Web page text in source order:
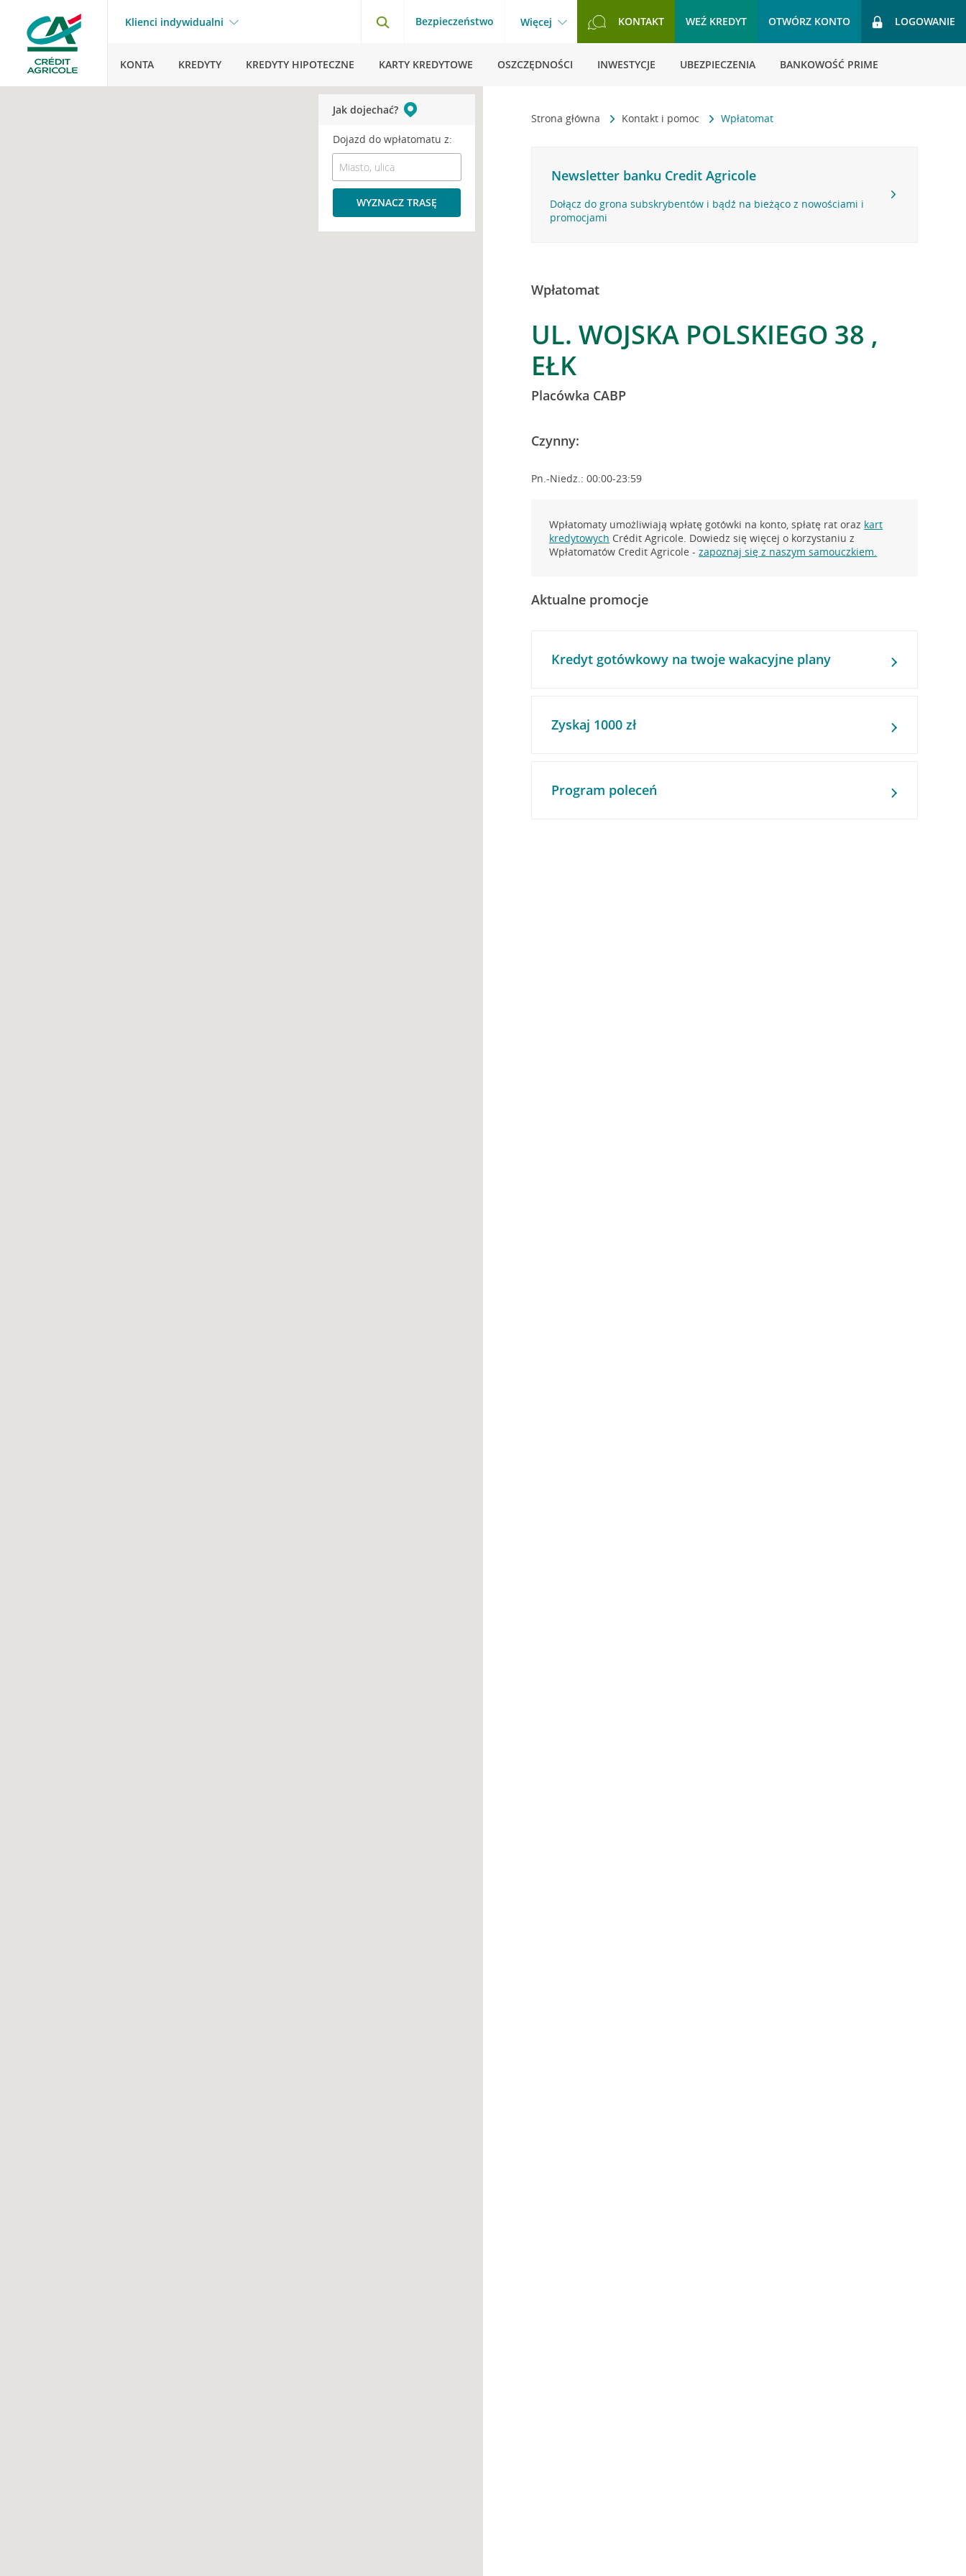
Klienci indywidualni Bezpieczeństwo Więcej KONTAKT WEŹ KREDYT OTWÓRZ KONTO LOGOWANIE
KONTA KREDYTY KREDYTY HIPOTECZNE KARTY KREDYTOWE OSZCZĘDNOŚCI INWESTYCJE UBEZPIECZENIA BANKOWOŚĆ PRIME
Strona główna Kontakt i pomoc Wpłatomat
Newsletter banku Credit Agricole
Dołącz do grona subskrybentów i bądź na bieżąco z nowościami i
promocjami
Wpłatomat
UL. WOJSKA POLSKIEGO 38 ,
EŁK
Placówka CABP
Czynny:
Pn.-Niedz.: 00:00-23:59
Wpłatomaty umożliwiają wpłatę gotówki na konto, spłatę rat oraz kart
kredytowych Crédit Agricole. Dowiedz się więcej o korzystaniu z
Wpłatomatów Credit Agricole -zapoznaj się z naszym samouczkiem.
Aktualne promocje
Kredyt gotówkowy na twoje wakacyjne plany
Zyskaj 1000 zł
Program poleceń
Jak dojechać?
Dojazd do wpłatomatu z:
WYZNACZ TRASĘ